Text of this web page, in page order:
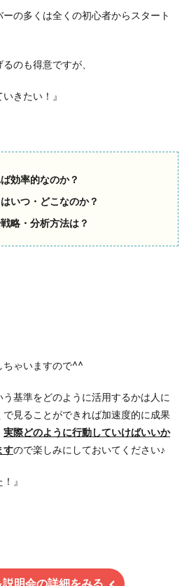
の多くは全くの初心者からスタート
のも得意ですが、
きたい！』
効率的なのか？
いつ・どこなのか？
略・分析方法は？
ちゃいますので^^
基準をどのように活用するかは人に
見ることができれば加速度的に成果
実際どのように行動していけばいいか
すので楽しみにしておいてください♪
』